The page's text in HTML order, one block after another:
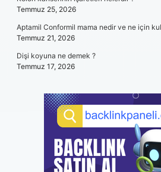
Temmuz 25, 2026
Aptamil Conformil mama nedir ve ne için
Temmuz 21, 2026
Dişi koyuna ne demek ?
Temmuz 17, 2026